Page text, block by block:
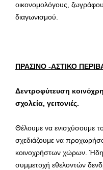
οικονομολόγους,
διαγωνισμού.
ΠΡΑΣΙΝΟ -ΑΣΤΙΚΟ
Δεντροφύτευση
σχολεία, γειτονιές.
Θέλουμε να ενισχύσουμε
σχεδιάζουμε να
κοινοχρήστων χώρων.
συμμετοχή εθελοντών